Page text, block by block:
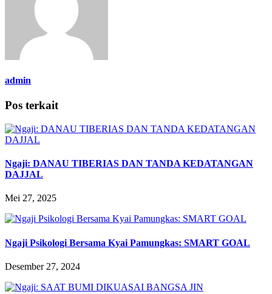
admin
Pos terkait
Ngaji: DANAU TIBERIAS DAN TANDA KEDATANGAN
DAJJAL
Mei 27, 2025
Ngaji Psikologi Bersama Kyai Pamungkas: SMART GOAL
Desember 27, 2024